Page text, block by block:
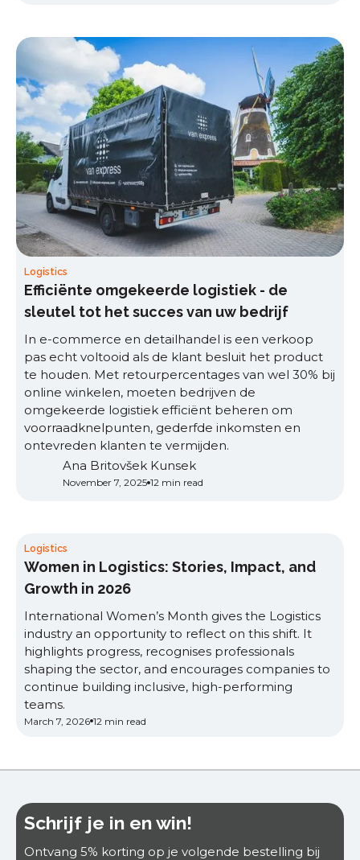
Logistics
Efficiënte omgekeerde logistiek - de
sleutel tot het succes van uw bedrijf
In e-commerce en detailhandel is een verkoop
pas echt voltooid als de klant besluit het product
te houden. Met retourpercentages van wel 30% bij
online winkelen, moeten bedrijven de
omgekeerde logistiek efficiënt beheren om
voorraadknelpunten, gederfde inkomsten en
ontevreden klanten te vermijden.
Ana Britovšek Kunsek
November 7, 2025 12 min read
Logistics
Women in Logistics: Stories, Impact, and
Growth in 2026
International Women’s Month gives the Logistics
industry an opportunity to reflect on this shift. It
highlights progress, recognises professionals
shaping the sector, and encourages companies to
continue building inclusive, high-performing
teams.
March 7, 2026 12 min read
Schrijf je in en win!
Ontvang 5% korting op je volgende bestelling bij